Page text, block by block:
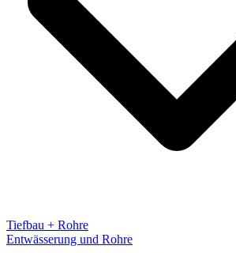
Tiefbau + Rohre
Entwässerung und Rohre